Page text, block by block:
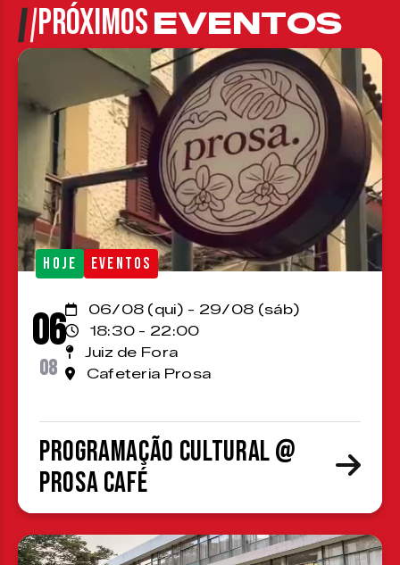
PRÓXIMOSEVENTOS
HOJE EVENTOS
06
08
06/08 (qui) - 29/08 (sáb)
18:30 - 22:00
Juiz de Fora
Cafeteria Prosa
Programação cultural @
Prosa Café